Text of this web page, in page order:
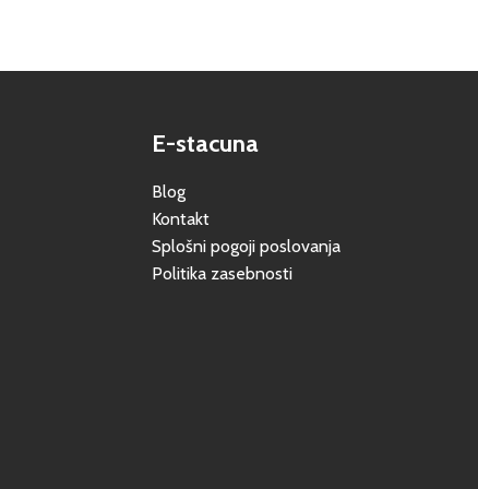
E-stacuna
Blog
Kontakt
Splošni pogoji poslovanja
Politika zasebnosti